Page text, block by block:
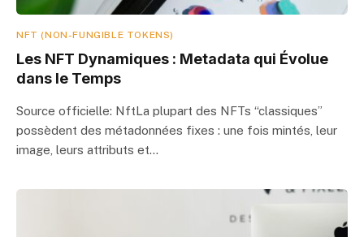
NFT (NON-FUNGIBLE TOKENS)
Les NFT Dynamiques : Metadata qui Évolue
dans le Temps
Source officielle: NftLa plupart des NFTs “classiques”
possèdent des métadonnées fixes : une fois mintés, leur
image, leurs attributs et…